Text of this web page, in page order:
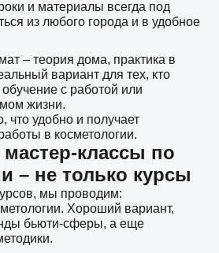
и материалы всегда под
из любого города и в удобное
– теория дома, практика в
вариант для тех, кто
с работой или
жизни.
что удобно и получает
в косметологии.
классы по
– не только курсы
мы проводим:
Хороший вариант,
бьюти-сферы, а еще